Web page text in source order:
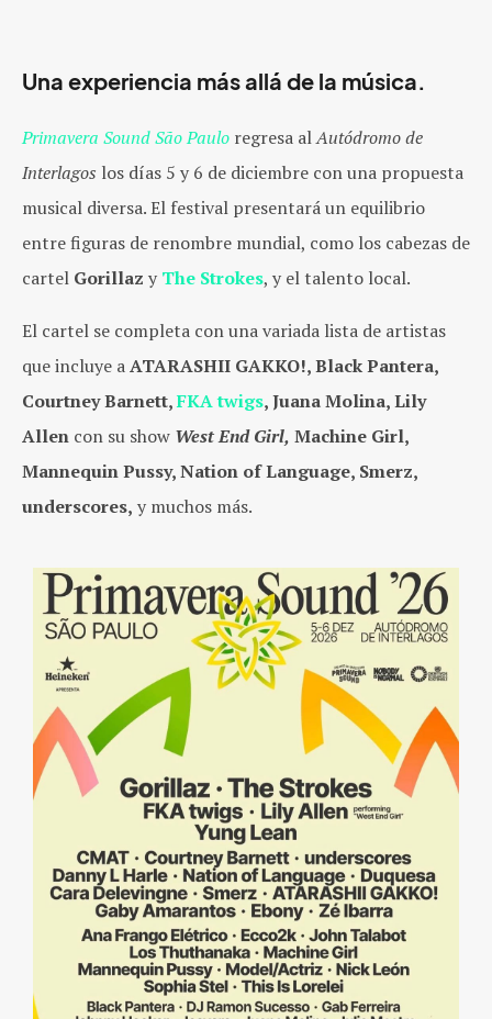
Una experiencia más allá de la música.
Primavera Sound São Paulo regresa alAutódromo de
Interlagos los días 5 y 6 de diciembre con una propuesta
musical diversa. El festival presentará un equilibrio
entre figuras de renombre mundial, como los cabezas de
cartel Gorillaz y The Strokes, y el talento local.
El cartel se completa con una variada lista de artistas
que incluye aATARASHII GAKKO!, Black Pantera,
Courtney Barnett,FKA twigs, Juana Molina, Lily
Allen con su show West End Girl, Machine Girl,
Mannequin Pussy, Nation of Language, Smerz,
underscores, y muchos más.